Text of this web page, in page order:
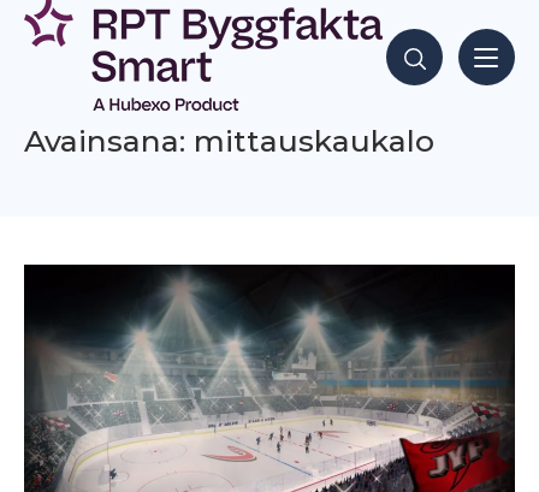
Siirry
sisältöön
Hae sisältöjä
Avainsana: mittauskaukalo